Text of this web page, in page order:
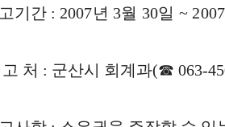
기간 : 2007년 3월 30일 ~
고 처 : 군산시 회계과(☎ 063-